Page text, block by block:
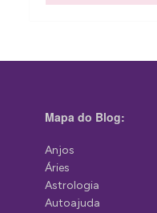
Mapa do Blog:
Anjos
Áries
Astrologia
Autoajuda